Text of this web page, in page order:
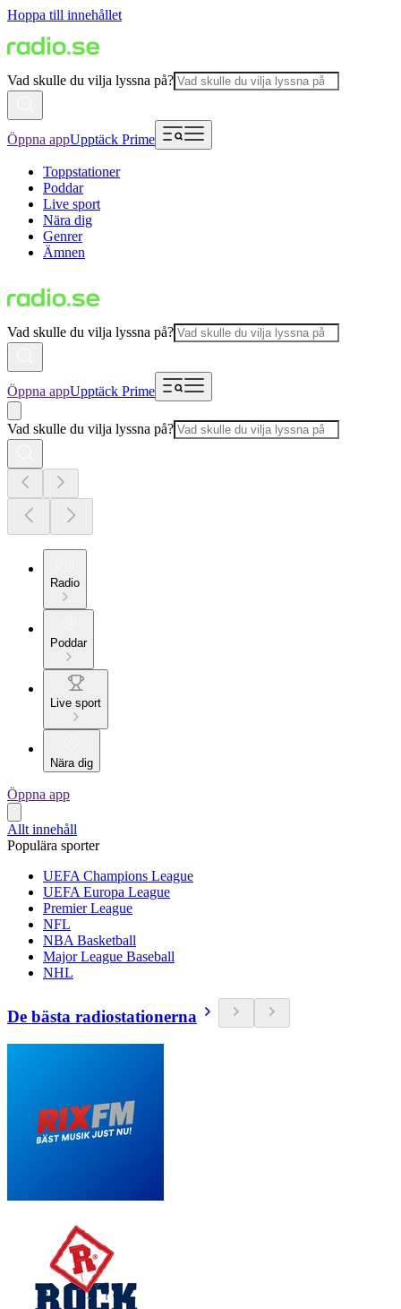
Hoppa till innehållet
Vad skulle du vilja lyssna på?
Öppna appUpptäck Prime
Toppstationer
Poddar
Live sport
Nära dig
Genrer
Ämnen
Vad skulle du vilja lyssna på?
Öppna appUpptäck Prime
Vad skulle du vilja lyssna på?
Radio
Poddar
Live sport
Nära dig
Öppna app
Allt innehåll
Populära sporter
UEFA Champions League
UEFA Europa League
Premier League
NFL
NBA Basketball
Major League Baseball
NHL
De bästa radiostationerna